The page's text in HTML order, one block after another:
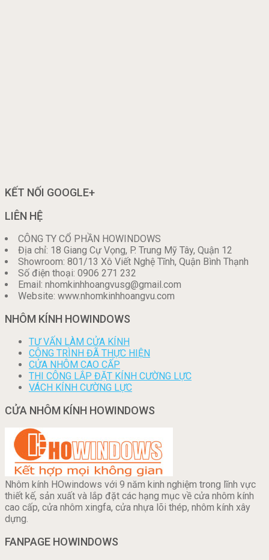
KẾT NỐI GOOGLE+
LIÊN HỆ
CÔNG TY CỔ PHẦN HOWINDOWS
Địa chỉ: 18 Giang Cự Vọng, P. Trung Mỹ Tây, Quận 12
Showroom: 801/13 Xô Viết Nghệ Tĩnh, Quận Bình Thạnh
Số điện thoại: 0906 271 232
Email: nhomkinhhoangvusg@gmail.com
Website: www.nhomkinhhoangvu.com
NHÔM KÍNH HOWINDOWS
TƯ VẤN LÀM CỬA KÍNH
CÔNG TRÌNH ĐÃ THỰC HIỆN
CỬA NHÔM CAO CẤP
THI CÔNG LẮP ĐẶT KÍNH CƯỜNG LỰC
VÁCH KÍNH CƯỜNG LỰC
CỬA NHÔM KÍNH HOWINDOWS
Nhôm kính HOwindows với 9 năm kinh nghiệm trong lĩnh vực
thiết kế, sản xuất và lắp đặt các hạng mục về cửa nhôm kính
cao cấp, cửa nhôm xingfa, cửa nhựa lõi thép, nhôm kính xây
dựng.
FANPAGE HOWINDOWS